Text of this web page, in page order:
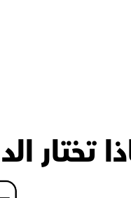
تختار